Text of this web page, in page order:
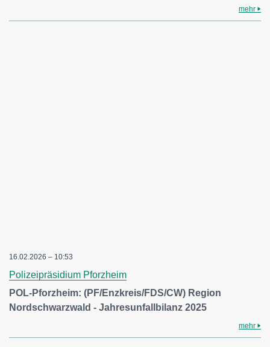
mehr
16.02.2026 – 10:53
Polizeipräsidium Pforzheim
POL-Pforzheim: (PF/Enzkreis/FDS/CW) Region
Nordschwarzwald - Jahresunfallbilanz 2025
mehr